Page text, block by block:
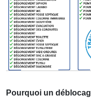
Pourquoi un